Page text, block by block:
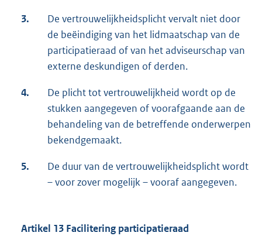
3.
De vertrouwelijkheidsplicht vervalt niet door
de beëindiging van het lidmaatschap van de
participatieraad of van het adviseurschap van
externe deskundigen of derden.
4.
De plicht tot vertrouwelijkheid wordt op de
stukken aangegeven of voorafgaande aan de
behandeling van de betreffende onderwerpen
bekendgemaakt.
5.
De duur van de vertrouwelijkheidsplicht wordt
– voor zover mogelijk – vooraf aangegeven.
Artikel 13 Facilitering participatieraad